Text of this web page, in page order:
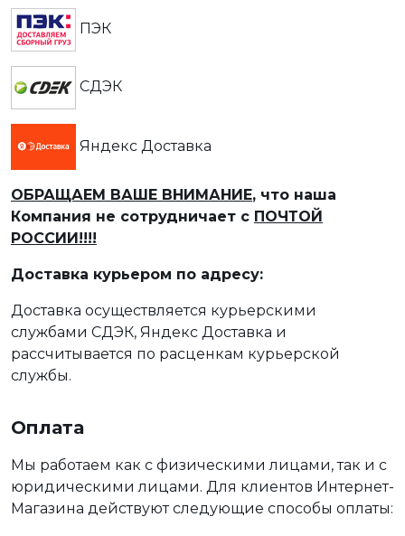
ПЭК
СДЭК
Яндекс Доставка
ОБРАЩАЕМ ВАШЕ ВНИМАНИЕ, что наша
Компания не сотрудничает с ПОЧТОЙ
РОССИИ!!!!
Доставка курьером по адресу:
Доставка осуществляется курьерскими
службами СДЭК, Яндекс Доставка и
рассчитывается по расценкам курьерской
службы.
Оплата
Мы работаем как с физическими лицами, так и с
юридическими лицами. Для клиентов Интернет-
Магазина действуют следующие способы оплаты: